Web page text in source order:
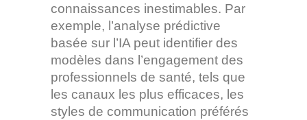
connaissances inestimables. Par
exemple, l’analyse prédictive
basée sur l’IA peut identifier des
modèles dans l’engagement des
professionnels de santé, tels que
les canaux les plus efficaces, les
styles de communication préférés